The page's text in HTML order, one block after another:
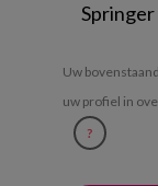
Springer
Uw
uw profiel in
?